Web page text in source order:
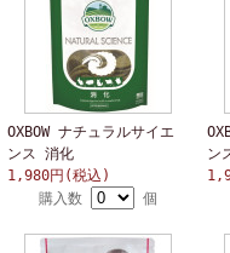
OXBOW ナチュラルサイエ
ンス 消化
1,980円(税込)
購入数
個
ン